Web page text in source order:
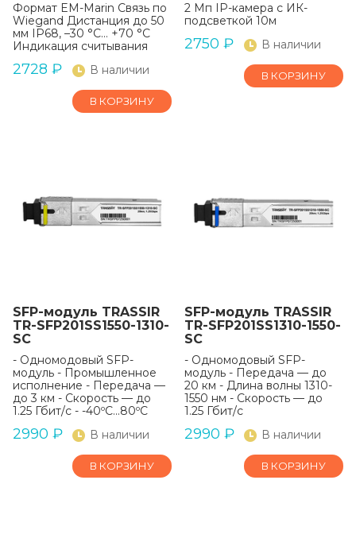
Формат EM-Marin Связь по
Wiegand Дистанция до 50
мм IP68, –30 °C… +70 °C
Индикация считывания
2728 ₽ В наличии
В КОРЗИНУ
2 Мп IP-камера с ИК-
подсветкой 10м
2750 ₽ В наличии
В КОРЗИНУ
SFP-модуль TRASSIR
TR-SFP201SS1550-1310-
SC
- Одномодовый SFP-
модуль - Промышленное
исполнение - Передача —
до 3 км - Скорость — до
1.25 Гбит/с - -40ºС...80ºС
2990 ₽ В наличии
В КОРЗИНУ
SFP-модуль TRASSIR
TR-SFP201SS1310-1550-
SC
- Одномодовый SFP-
модуль - Передача — до
20 км - Длина волны 1310-
1550 нм - Скорость — до
1.25 Гбит/с
2990 ₽ В наличии
В КОРЗИНУ